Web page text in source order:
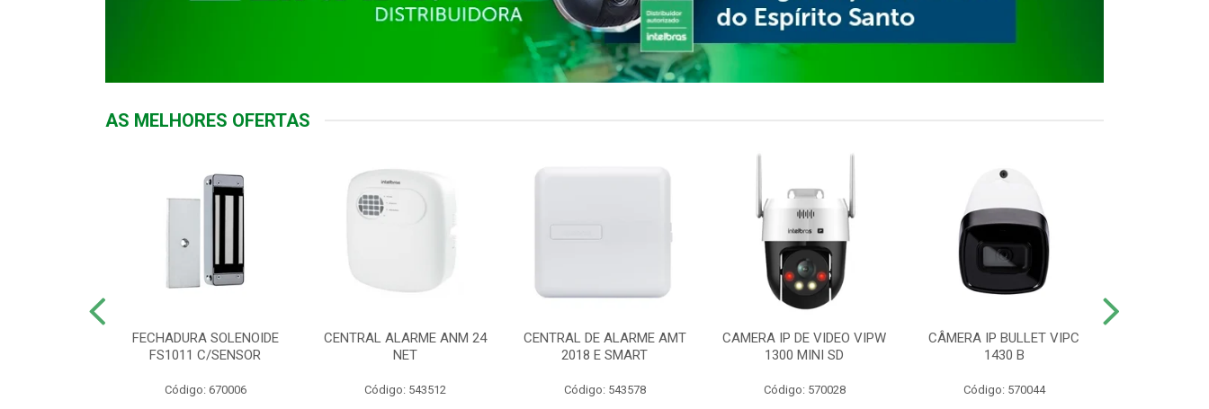
AS MELHORES OFERTAS
FECHADURA SOLENOIDE
FS1011 C/SENSOR
Código: 670006
CENTRAL ALARME ANM 24
NET
Código: 543512
CENTRAL DE ALARME AMT
2018 E SMART
Código: 543578
CAMERA IP DE VIDEO VIPW
1300 MINI SD
Código: 570028
CÂMERA IP BULLET VIPC
1430 B
Código: 570044